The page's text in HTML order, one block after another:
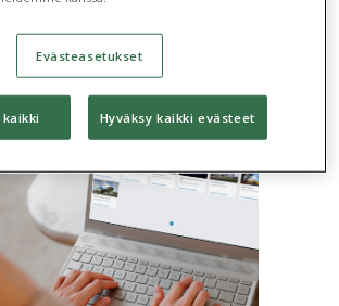
Evästeasetukset
Hyväksy kaikki evästeet